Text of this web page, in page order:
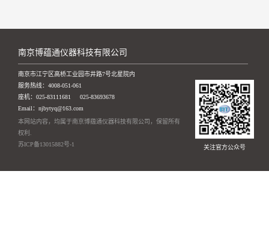
南京博蕴通仪器科技有限公司
南京市江宁区高桥工业园市井路7号北星院内
服务热线： 4008-051-061
座机： 025-83111681
025-83693678
Email：njbytyq@163.com
关注官方公众号
本网站内容，均属于南京博蕴通仪器科技有限公司，保留所有
权利.
苏ICP备13015882号-1